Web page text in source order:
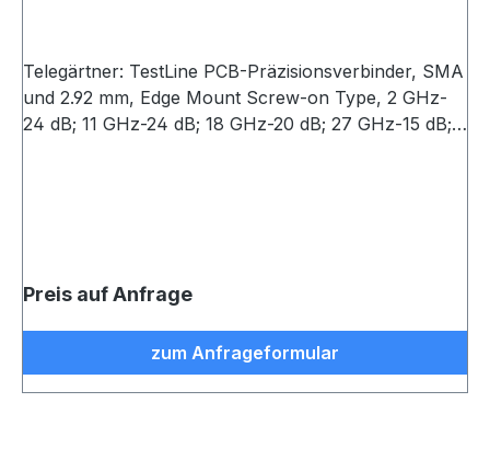
Telegärtner: TestLine PCB-Präzisionsverbinder, SMA
und 2.92 mm, Edge Mount Screw-on Type, 2 GHz-
24 dB; 11 GHz-24 dB; 18 GHz-20 dB; 27 GHz-15 dB;
Preis auf Anfrage
zum Anfrageformular